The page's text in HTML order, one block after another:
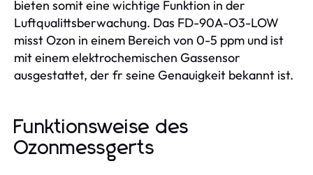
bieten somit eine wichtige Funktion in der
Luftqualittsberwachung. Das FD-90A-O3-LOW
misst Ozon in einem Bereich von 0-5 ppm und ist
mit einem elektrochemischen Gassensor
ausgestattet, der fr seine Genauigkeit bekannt ist.
Funktionsweise des
Ozonmessgerts